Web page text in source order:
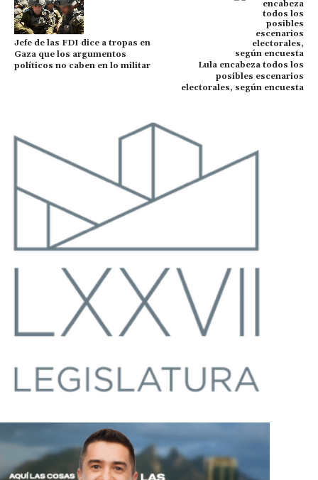
Jefe de las FDI dice a tropas en
Gaza que los argumentos
políticos no caben en lo militar
Lula encabeza todos los
posibles escenarios
electorales, según encuesta